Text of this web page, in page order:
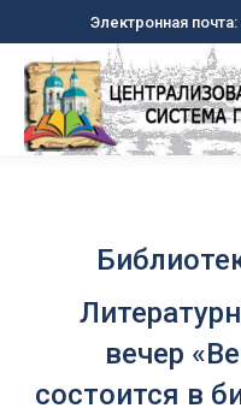
Электронная
вечер
состоится в